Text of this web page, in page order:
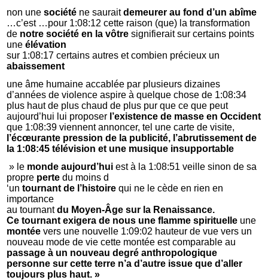
non unesociété ne sauraitdemeurer au fond d’un abîme
…c’est …pour 1:08:12 cette raison (que) la transformation
de notre société en la vôtre signifierait sur certains points
uneélévation
sur 1:08:17 certains autres et combien précieux un
abaissement
une âme humaine accablée par plusieurs dizaines
d’années de violence aspire à quelque chose de 1:08:34
plus haut de plus chaud de plus pur que ce que peut
aujourd’hui lui proposer l’existence de masse en Occident
que 1:08:39 viennent annoncer, tel une carte de visite,
l’écœurante pression de la publicité, l’abrutissement de
la 1:08:45 télévision et une musique insupportable
» le monde aujourd’hui est à la 1:08:51 veille sinon de sa
propre pertedu moins d
‘untournant de l’histoire qui ne le cède en rien en
importance
au tournantdu Moyen-Âge sur la Renaissance.
Ce tournant exigera de nous une flamme spirituelle une
montéevers une nouvelle 1:09:02 hauteur de vue vers un
nouveau mode de vie cette montée est comparable au
passage à un nouveau degré anthropologique
personne sur cette terre n’a d’autre issue que d’aller
toujours plus haut. »